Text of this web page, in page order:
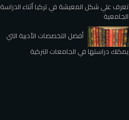
تعرف علي شكل المعيشة في تركيا أثناء الدراسة
الجامعية
أفضل التخصصات الأدبية التي
يمكنك دراستها في الجامعات التركية